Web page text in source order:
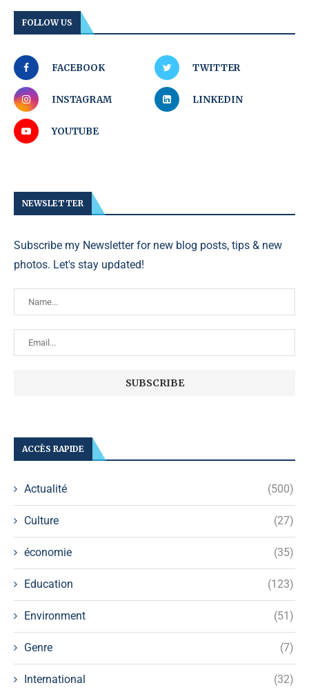
FOLLOW US
FACEBOOK TWITTER
INSTAGRAM LINKEDIN
YOUTUBE
NEWSLETTER
Subscribe my Newsletter for new blog posts, tips & new
photos. Let's stay updated!
ACCÈS RAPIDE
Actualité (500)
Culture (27)
économie (35)
Education (123)
Environment (51)
Genre (7)
International (32)